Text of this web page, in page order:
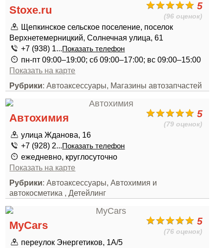
5
(96 оценок)
Stoxe.ru
Щепкинское сельское поселение, поселок
Верхнетемерницкий, Солнечная улица, 61
+7 (938) 1...Показать телефон
пн-пт 09:00–19:00; сб 09:00–17:00; вс 09:00–15:00
Показать на карте
Рубрики: Автоаксессуары, Магазины автозапчастей
5
(79 оценок)
Автохимия
улица Жданова, 16
+7 (928) 2...Показать телефон
ежедневно, круглосуточно
Показать на карте
Рубрики: Автоаксессуары, Автохимия и
автокосметика , Детейлинг
5
(76 оценок)
MyCars
переулок Энергетиков, 1А/5